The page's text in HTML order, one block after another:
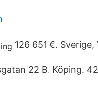
126 651 €.
22 B. Köping.